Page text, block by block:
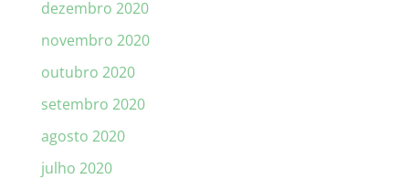
dezembro 2020
novembro 2020
outubro 2020
setembro 2020
agosto 2020
julho 2020